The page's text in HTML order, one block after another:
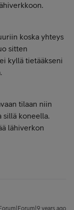
koska yhteys
sitten
kyllä tietääkseni
tilaan niin
sillä koneella.
lähiverkon
Forum|Forum|9 years ago